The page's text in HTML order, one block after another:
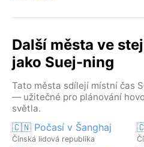
Další města ve
jako Suej-ning
Tato města sdílejí místní čas
— užitečné pro plánování
světla.
🇨🇳 Počasí v Šanghaj
Čínská lidová republika